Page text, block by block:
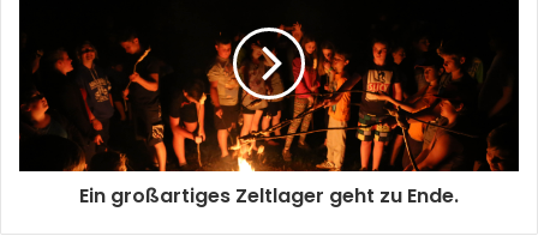
Ein großartiges Zeltlager geht zu Ende.